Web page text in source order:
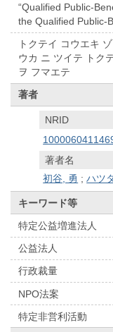
“Qualified Public-
the Qualified Public-
トクテイ コウエキ
ウカ ニ ツイテ トク
ヲ フマエテ
著者
NRID
著者名
初谷, 勇 ;ハツ
キーワード等
特定公益増進法人
公益法人
行政裁量
NPO法案
特定非営利活動